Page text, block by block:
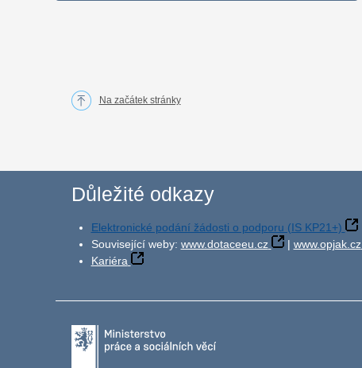
Na začátek stránky
Důležité odkazy
Elektronické podání žádosti o podporu (IS KP21+)
Související weby: www.dotaceeu.cz | www.opjak.cz
Kariéra